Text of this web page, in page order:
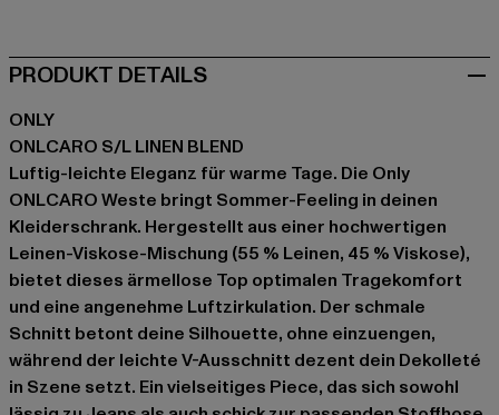
PRODUKT DETAILS
ONLY
ONLCARO S/L LINEN BLEND
Luftig-leichte Eleganz für warme Tage. Die Only
ONLCARO Weste bringt Sommer-Feeling in deinen
Kleiderschrank. Hergestellt aus einer hochwertigen
Leinen-Viskose-Mischung (55 % Leinen, 45 % Viskose),
bietet dieses ärmellose Top optimalen Tragekomfort
und eine angenehme Luftzirkulation. Der schmale
Schnitt betont deine Silhouette, ohne einzuengen,
während der leichte V-Ausschnitt dezent dein Dekolleté
in Szene setzt. Ein vielseitiges Piece, das sich sowohl